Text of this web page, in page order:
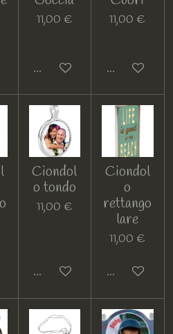
dettagli
11,00 €
Guarda i dettagli
11,00 €
Guarda i
dettagli
Ciondol
o tondo
11,00 €
Guarda i dettagli
Ciondol
o
rettango
lare
11,00 €
Guarda i